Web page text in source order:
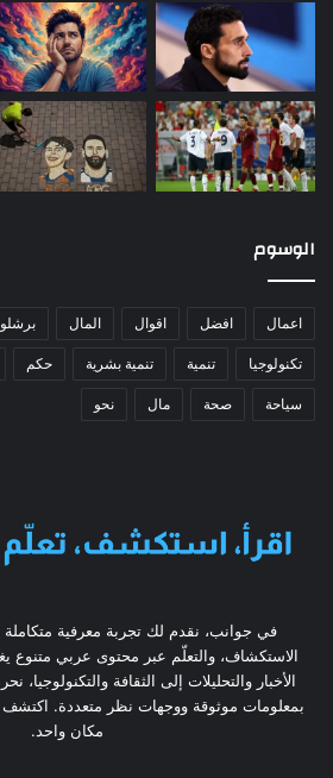
الوسوم
اعمال افضل اقوال المال
تكنولوجيا تنمية تنمية بشرية حكم
سياحة صحة مال نحو
في جوانب، نقدم لك تجربة معرفية
الاستكشاف، والتعلّم عبر محتوى عربي متنوع
الأخبار والتحليلات إلى الثقافة
بمعلومات موثوقة ووجهات نظر متعددة. اكتشف
مكان واحد.